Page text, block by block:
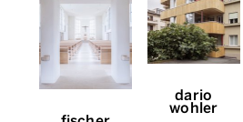
dario
wohler